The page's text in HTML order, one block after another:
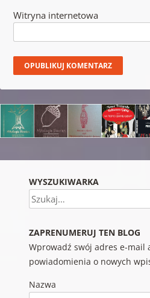
Witryna internetowa
WYSZUKIWARKA
Szukaj
ZAPRENUMERUJ TEN BLOG
Wprowadź swój adres e-mail
powiadomienia o nowych
Nazwa